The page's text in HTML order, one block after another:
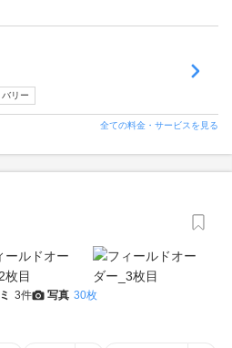
リー
全ての料金・サービスを見る
3件 写真 30枚